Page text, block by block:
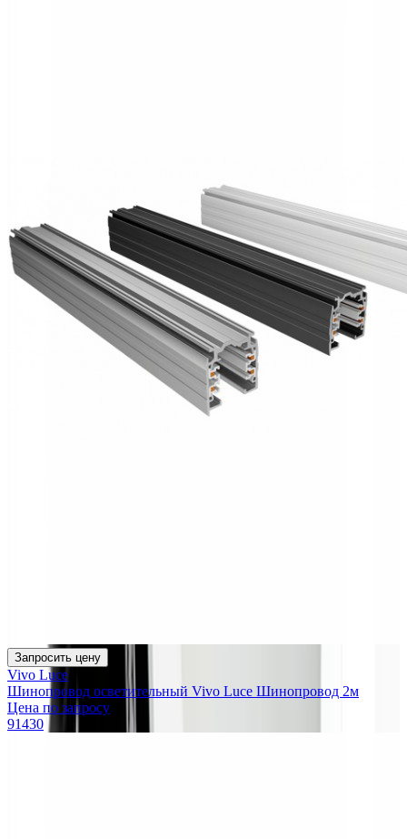
Запросить цену
Vivo Luce
Шинопровод осветительный Vivo Luce Шинопровод 2м
Цена по запросу
91430